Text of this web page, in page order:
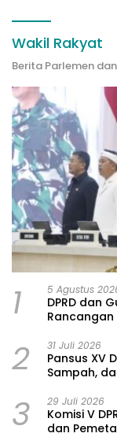
Wakil Rakyat
Berita Parlemen
1 5 Agustus
DPRD dan
Rancangan
2 31 Juli 2026
Pansus XV
Sampah,
3 29 Juli 2026
Komisi V
dan